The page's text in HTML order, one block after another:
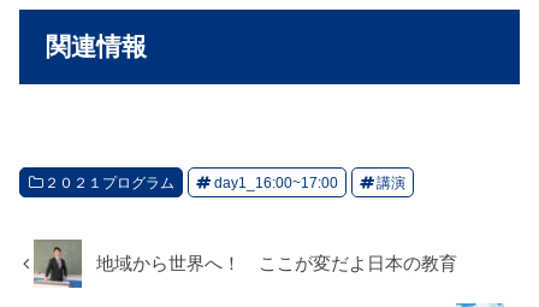
関連情報
２０２１プログラム day1_16:00~17:00 講演
地域から世界へ！ ここが変だよ日本の教育